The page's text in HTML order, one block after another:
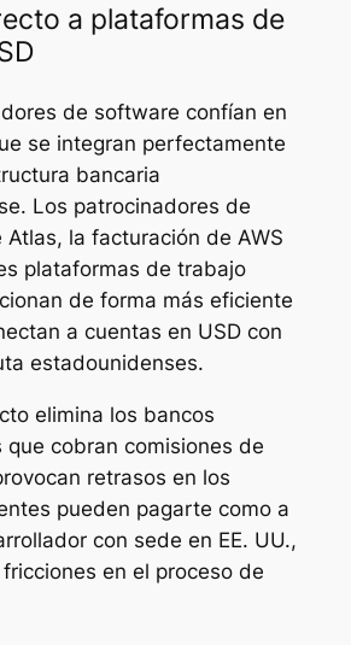
a plataformas de
de software confían en
se integran perfectamente
bancaria
Los patrocinadores de
Atlas, la facturación de AWS
plataformas de trabajo
de forma más eficiente
a cuentas en USD con
estadounidenses.
elimina los bancos
que cobran comisiones de
retrasos en los
pueden pagarte como a
con sede en EE. UU.,
en el proceso de